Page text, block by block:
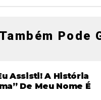
Pode
Assisti! A História
De Meu Nome É